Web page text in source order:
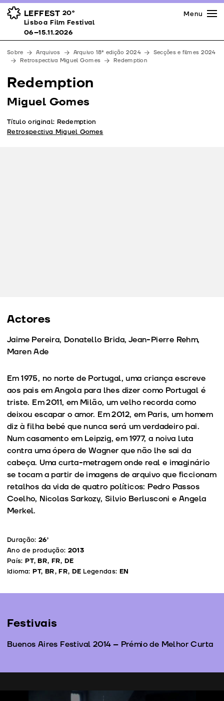
LEFFEST 20º
Lisboa Film Festival 06–15.11.2026
Prémios
Espaços
Apoios
Equipa
Downloads
Contactos
Menu
Lisboa Film Festival
06–15.11.2026
Sobre Arquivos Arquivo 18ª edição 2024
Secções e filmes 2024
Retrospectiva Miguel Gomes
Redemption
Redemption
Miguel Gomes
Título original: Redemption
Retrospectiva Miguel Gomes
Actores
Jaime Pereira, Donatello Brida, Jean-Pierre Rehm,
Maren Ade
Em 1975, no norte de Portugal, uma criança escreve
aos pais em Angola para lhes dizer como Portugal é
triste. Em 2011, em Milão, um velho recorda como
deixou escapar o amor. Em 2012, em Paris, um homem
diz à filha bebé que nunca será um verdadeiro pai.
Num casamento em Leipzig, em 1977, a noiva luta
contra uma ópera de Wagner que não lhe sai da
cabeça. Uma curta-metragem onde real e imaginário
se tocam a partir de imagens de arquivo que ficcionam
retalhos da vida de quatro políticos: Pedro Passos
Coelho, Nicolas Sarkozy, Silvio Berlusconi e Angela
Merkel.
Duração: 26’
Ano de produção: 2013
País: PT, BR, FR, DE
Idioma: PT, BR, FR, DE Legendas: EN
Festivais
Buenos Aires Festival 2014 – Prémio de Melhor Curta